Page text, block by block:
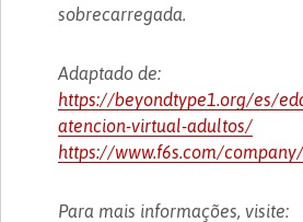
sobrecarregada.
Adaptado de:
https://beyondtype1.org/es/
atencion-virtual-adultos/
https://www.f6s.com/
Para mais informações, visite: